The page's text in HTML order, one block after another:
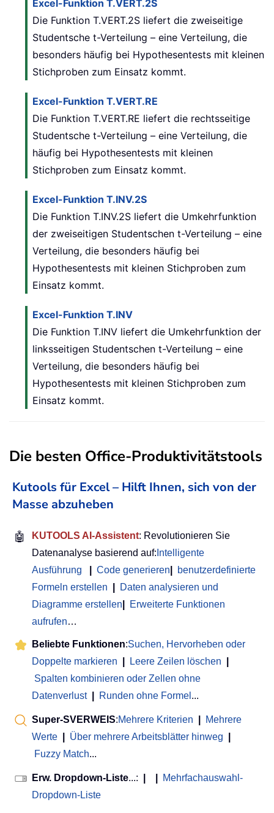
Excel-Funktion T.VERT.2S
Die Funktion T.VERT.2S liefert die zweiseitige
Studentsche t-Verteilung – eine Verteilung, die
besonders häufig bei Hypothesentests mit kleinen
Stichproben zum Einsatz kommt.
Excel-Funktion T.VERT.RE
Die Funktion T.VERT.RE liefert die rechtsseitige
Studentsche t-Verteilung – eine Verteilung, die
häufig bei Hypothesentests mit kleinen
Stichproben zum Einsatz kommt.
Excel-Funktion T.INV.2S
Die Funktion T.INV.2S liefert die Umkehrfunktion
der zweiseitigen Studentschen t-Verteilung – eine
Verteilung, die besonders häufig bei
Hypothesentests mit kleinen Stichproben zum
Einsatz kommt.
Excel-Funktion T.INV
Die Funktion T.INV liefert die Umkehrfunktion der
linksseitigen Studentschen t-Verteilung – eine
Verteilung, die besonders häufig bei
Hypothesentests mit kleinen Stichproben zum
Einsatz kommt.
Die besten Office-Produktivitätstools
Kutools für Excel – Hilft Ihnen, sich von der
Masse abzuheben
🤖 KUTOOLS AI-Assistent: Revolutionieren Sie
Datenanalyse basierend auf: Intelligente
Ausführung
Code generieren
benutzerdefinierte
Formeln erstellen
Daten analysieren und
Diagramme erstellen
Erweiterte Funktionen
aufrufen…
Beliebte Funktionen:Suchen, Hervorheben oder
Doppelte markieren
Leere Zeilen löschen
Spalten kombinieren oder Zellen ohne
Datenverlust
Runden ohne Formel ...
Super-SVERWEIS:Mehrere Kriterien
Mehrere
Werte
Über mehrere Arbeitsblätter hinweg
Fuzzy Match...
Erw. Dropdown-Liste...:
Mehrfachauswahl-
Dropdown-Liste